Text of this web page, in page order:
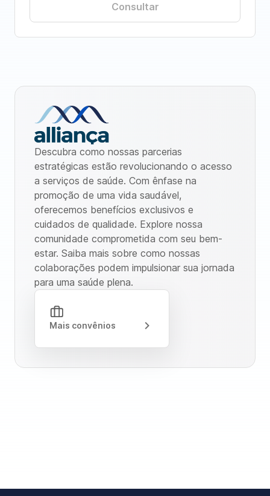
Consultar
Descubra como nossas parcerias
estratégicas estão revolucionando o acesso
a serviços de saúde. Com ênfase na
promoção de uma vida saudável,
oferecemos benefícios exclusivos e
cuidados de qualidade. Explore nossa
comunidade comprometida com seu bem-
estar. Saiba mais sobre como nossas
colaborações podem impulsionar sua jornada
para uma saúde plena.
Mais convênios